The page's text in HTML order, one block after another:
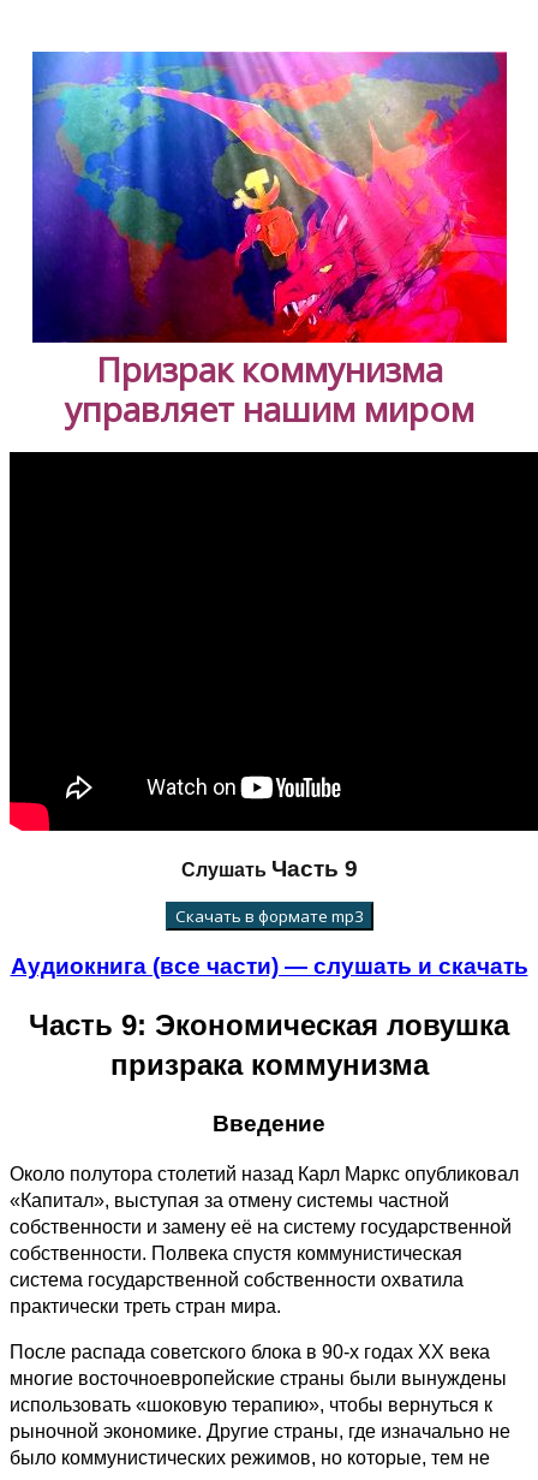
Призрак коммунизма
управляет нашим миром
Слушать Часть 9
Скачать в формате mp3
Аудиокнига (все части) — слушать и скачать
Часть 9: Экономическая ловушка
призрака коммунизма
Введение
Около полутора столетий назад Карл Маркс опубликовал
«Капитал», выступая за отмену системы частной
собственности и замену её на систему государственной
собственности. Полвека спустя коммунистическая
система государственной собственности охватила
практически треть стран мира.
После распада советского блока в 90-х годах ХХ века
многие восточноевропейские страны были вынуждены
использовать «шоковую терапию», чтобы вернуться к
рыночной экономике. Другие страны, где изначально не
было коммунистических режимов, но которые, тем не